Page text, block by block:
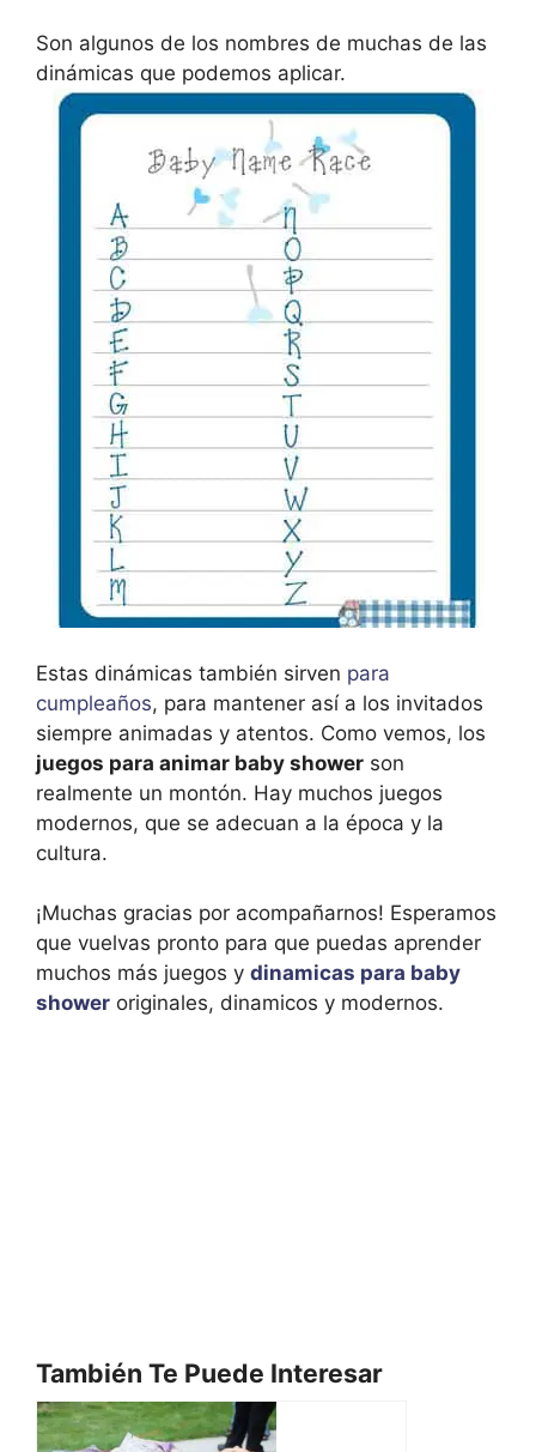
Son algunos de los nombres de muchas de las
dinámicas que podemos aplicar.
Estas dinámicas también sirven para
cumpleaños, para mantener así a los invitados
siempre animadas y atentos. Como vemos, los
juegos para animar baby shower son
realmente un montón. Hay muchos juegos
modernos, que se adecuan a la época y la
cultura.
¡Muchas gracias por acompañarnos! Esperamos
que vuelvas pronto para que puedas aprender
muchos más juegos y dinamicas para baby
shower originales, dinamicos y modernos.
También Te Puede Interesar